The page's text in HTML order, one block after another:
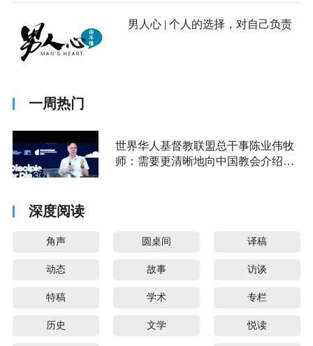
男人心 | 个人的选择，对自己负责
一周热门
世界华人基督教联盟总干事陈业伟牧
师：需要更清晰地向中国教会介绍福
深度阅读
角声 圆桌间 译稿
动态 故事 访谈
特稿 学术 专栏
历史 文学 悦读